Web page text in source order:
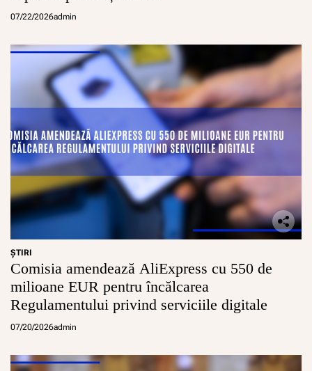
07/22/2026admin
ŞTIRI
Comisia amendează AliExpress cu 550 de
milioane EUR pentru încălcarea
Regulamentului privind serviciile digitale
07/20/2026admin